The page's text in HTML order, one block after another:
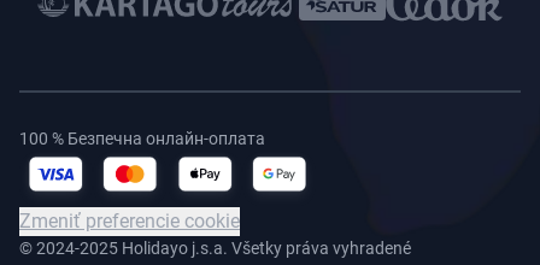
© 2024-2025 Holidayo j.s.a. Všetky práva vyhradené
100 % Безпечна онлайн-оплата
Zmeniť preferencie cookie